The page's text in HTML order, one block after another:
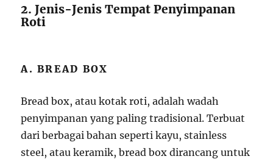
2. Jenis-Jenis Tempat Penyimpanan
Roti
A. BREAD BOX
Bread box, atau kotak roti, adalah wadah
penyimpanan yang paling tradisional. Terbuat
dari berbagai bahan seperti kayu, stainless
steel, atau keramik, bread box dirancang untuk